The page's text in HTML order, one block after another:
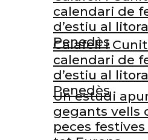
calendari de
d’estiu al
Penedès
Un estudi
gegants vells
peces
Calafell i
calendari de
d’estiu al
Penedès